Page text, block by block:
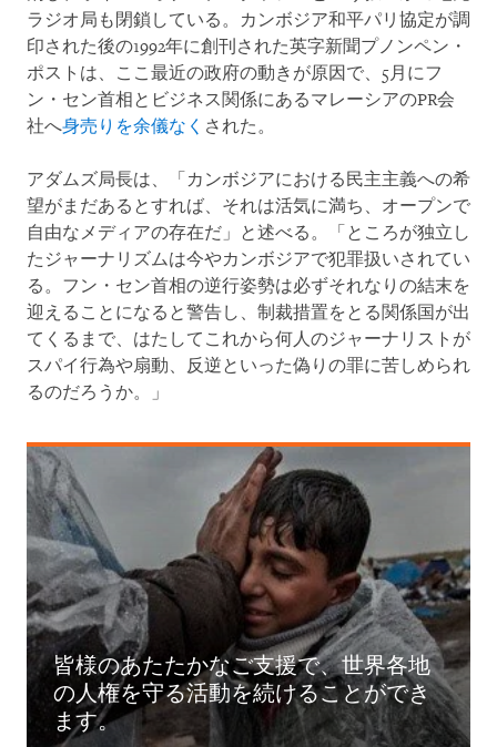
ラジオ局も閉鎖している。カンボジア和平パリ協定が調
印された後の1992年に創刊された英字新聞プノンペン・
ポストは、ここ最近の政府の動きが原因で、5月にフ
ン・セン首相とビジネス関係にあるマレーシアのPR会
社へ身売りを余儀なく された。
アダムズ局長は、「カンボジアにおける民主主義への希
望がまだあるとすれば、それは活気に満ち、オープンで
自由なメディアの存在だ」と述べる。「ところが独立し
たジャーナリズムは今やカンボジアで犯罪扱いされてい
る。フン・セン首相の逆行姿勢は必ずそれなりの結末を
迎えることになると警告し、制裁措置をとる関係国が出
てくるまで、はたしてこれから何人のジャーナリストが
スパイ行為や扇動、反逆といった偽りの罪に苦しめられ
るのだろうか。」
皆様のあたたかなご支援で、世界各地
の人権を守る活動を続けることができ
ます。